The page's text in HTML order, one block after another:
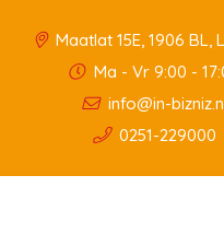
Maatlat 15E, 1906 BL,
Ma - Vr 9:00 -
info@in-
0251-229000